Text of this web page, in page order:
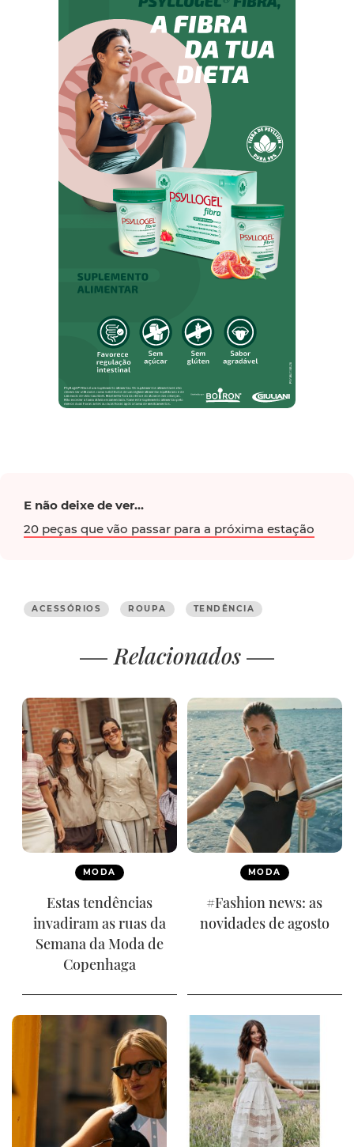
E não deixe de ver...
20 peças que vão passar para a próxima estação
ACESSÓRIOS ROUPA TENDÊNCIA
Relacionados
MODA
Estas tendências
invadiram as ruas da
Semana da Moda de
Copenhaga
MODA
#Fashion news: as
novidades de agosto